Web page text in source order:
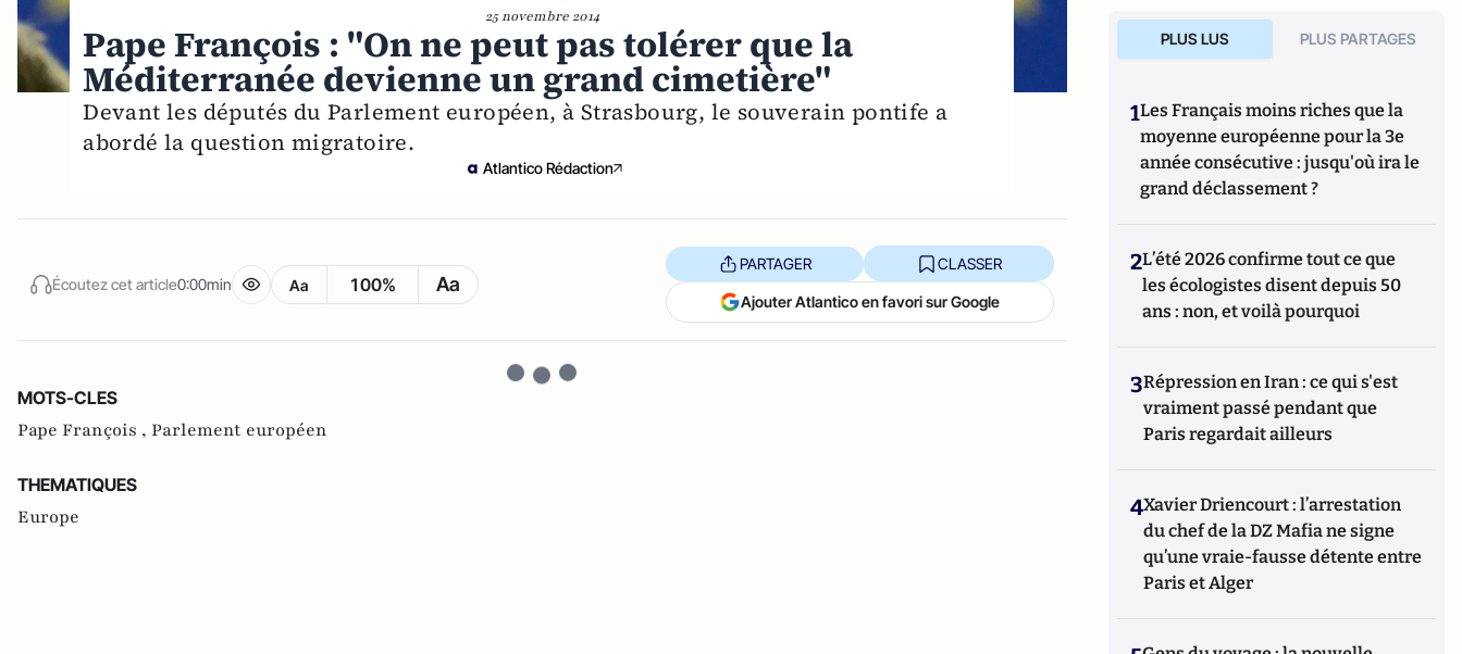
25 novembre 2014
Pape François : "On ne peut pas tolérer que la
Méditerranée devienne un grand cimetière"
Devant les députés du Parlement européen, à Strasbourg, le souverain pontife a
abordé la question migratoire.
Atlantico Rédaction
Écoutez cet article0:00min Aa 100% Aa
PARTAGER CLASSER
Ajouter Atlantico en favori sur Google
MOTS-CLES
Pape François , Parlement européen
THEMATIQUES
Europe
PLUS LUS PLUS PARTAGES
1Les Français moins riches que la
moyenne européenne pour la 3e
année consécutive : jusqu'où ira le
grand déclassement ?
2L’été 2026 confirme tout ce que
les écologistes disent depuis 50
ans : non, et voilà pourquoi
3Répression en Iran : ce qui s'est
vraiment passé pendant que
Paris regardait ailleurs
4Xavier Driencourt : l’arrestation
du chef de la DZ Mafia ne signe
qu’une vraie-fausse détente entre
Paris et Alger